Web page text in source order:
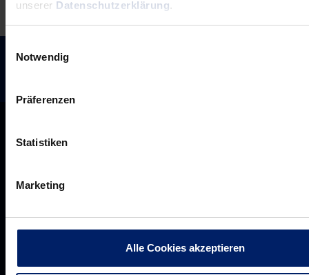
unserer Datenschutzerklärung.
Notwendig
Präferenzen
Statistiken
Marketing
Alle Cookies akzeptieren